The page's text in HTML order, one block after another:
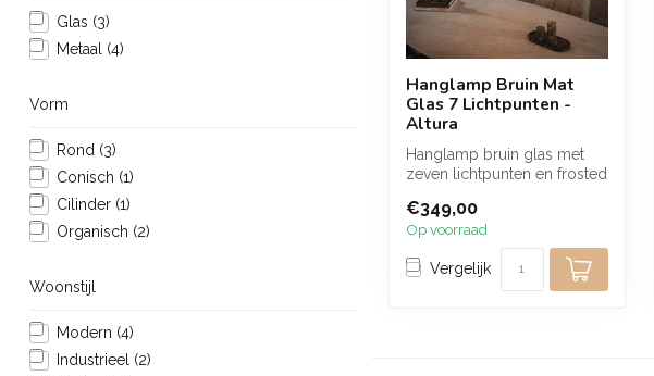
Glas (3)
Metaal (4)
Vorm
Rond (3)
Conisch (1)
Cilinder (1)
Organisch (2)
Woonstijl
Modern (4)
Industrieel (2)
Hanglamp Bruin Mat
Glas 7 Lichtpunten -
Altura
Hanglamp bruin glas met
zeven lichtpunten en frosted
wa...
€349,00
Op voorraad
Vergelijk